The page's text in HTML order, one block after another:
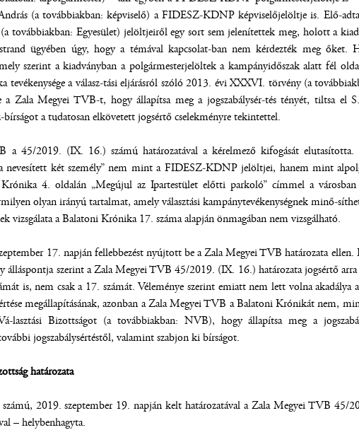
(a továbbiakban: képviselő) a FIDESZ-KDNP képviselőjelöltje is. Elő-
továbbiakban: Egyesület) jelöltjeiről egy sort sem jelenítettek meg, holott a
ügyében úgy, hogy a témával kapcsolat-ban nem kérdezték meg őket.
szerint a kiadványban a polgármesterjelöltek a kampányidőszak alatt fél
tevékenysége a válasz-tási eljárásról szóló 2013. évi XXXVI. törvény (a
Zala Megyei TVB-t, hogy állapítsa meg a jogszabálysér-tés tényét, tiltsa el
a tudatosan elkövetett jogsértő cselekményre tekintettel.
45/2019. (IX. 16.) számú határozatával a kérelmező kifogását
nevesített két személy” nem mint a FIDESZ-KDNP jelöltjei, hanem mint
4. oldalán „Megújul az Ipartestület előtti parkoló” címmel a városban
olyan irányú tartalmat, amely választási kampánytevékenységnek minő-
vizsgálata a Balatoni Krónika 17. száma alapján önmagában nem vizsgálható.
17. napján fellebbezést nyújtott be a Zala Megyei TVB határozata ellen.
álláspontja szerint a Zala Megyei TVB 45/2019. (IX. 16.) határozata jogsértő
is, nem csak a 17. számát. Véleménye szerint emiatt nem lett volna akadálya
megállapításának, azonban a Zala Megyei TVB a Balatoni Krónikát nem,
lasztási Bizottságot (a továbbiakban: NVB), hogy állapítsa meg a
jogszabálysértéstől, valamint szabjon ki bírságot.
határozata
2019. szeptember 19. napján kelt határozatával a Zala Megyei TVB 45/
– helybenhagyta.